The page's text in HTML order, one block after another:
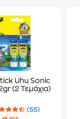
Uhu Sonic
(2 Τεμάχια)
(55)